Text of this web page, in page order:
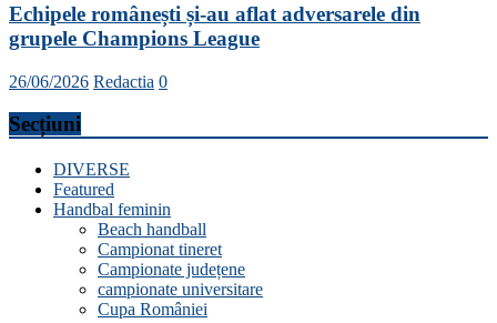
Echipele românești și-au aflat adversarele din
grupele Champions League
26/06/2026 Redactia 0
Secțiuni
DIVERSE
Featured
Handbal feminin
Beach handball
Campionat tineret
Campionate județene
campionate universitare
Cupa României